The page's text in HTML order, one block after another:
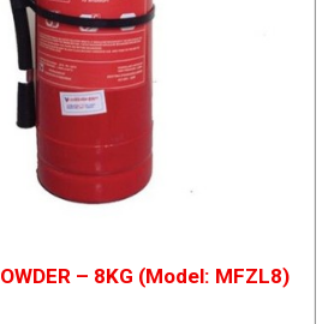
– 8KG (Model: MFZL8)